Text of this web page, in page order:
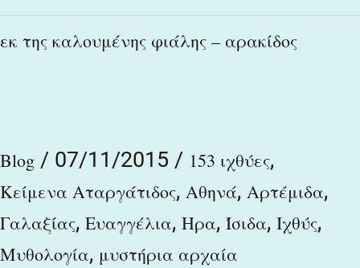
εκ της καλουμένης φιάλης – αρακίδος
Blog / 07/11/2015 / 153 ιχθύες,
Kείμενα Αταργάτιδος, Αθηνά, Αρτέμιδα,
Γαλαξίας, Ευαγγέλια, Ηρα, Ίσιδα, Ιχθύς,
Μυθολογία, μυστήρια αρχαία
–
αρακίδος